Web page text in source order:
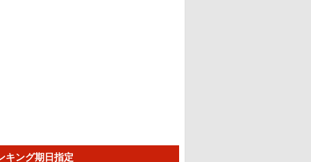
キング期日指定